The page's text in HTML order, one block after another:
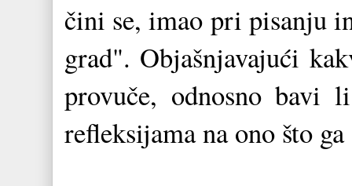
čini se, imao pri pisanju
grad". Objašnjavajući
provuče, odnosno
refleksijama na ono što